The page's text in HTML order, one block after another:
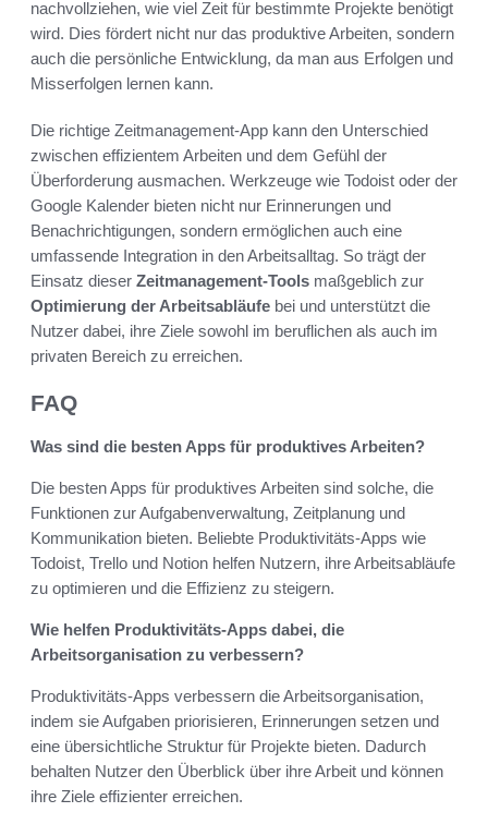
nachvollziehen, wie viel Zeit für bestimmte Projekte benötigt
wird. Dies fördert nicht nur das produktive Arbeiten, sondern
auch die persönliche Entwicklung, da man aus Erfolgen und
Misserfolgen lernen kann.
Die richtige Zeitmanagement-App kann den Unterschied
zwischen effizientem Arbeiten und dem Gefühl der
Überforderung ausmachen. Werkzeuge wie Todoist oder der
Google Kalender bieten nicht nur Erinnerungen und
Benachrichtigungen, sondern ermöglichen auch eine
umfassende Integration in den Arbeitsalltag. So trägt der
Einsatz dieser Zeitmanagement-Tools maßgeblich zur
Optimierung der Arbeitsabläufe bei und unterstützt die
Nutzer dabei, ihre Ziele sowohl im beruflichen als auch im
privaten Bereich zu erreichen.
FAQ
Was sind die besten Apps für produktives Arbeiten?
Die besten Apps für produktives Arbeiten sind solche, die
Funktionen zur Aufgabenverwaltung, Zeitplanung und
Kommunikation bieten. Beliebte Produktivitäts-Apps wie
Todoist, Trello und Notion helfen Nutzern, ihre Arbeitsabläufe
zu optimieren und die Effizienz zu steigern.
Wie helfen Produktivitäts-Apps dabei, die
Arbeitsorganisation zu verbessern?
Produktivitäts-Apps verbessern die Arbeitsorganisation,
indem sie Aufgaben priorisieren, Erinnerungen setzen und
eine übersichtliche Struktur für Projekte bieten. Dadurch
behalten Nutzer den Überblick über ihre Arbeit und können
ihre Ziele effizienter erreichen.